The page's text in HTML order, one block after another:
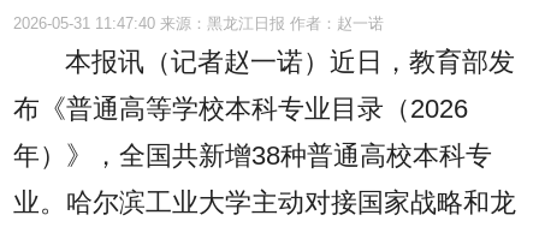
2026-05-31 11:47:40 来源：黑龙江日报 作者：赵一诺
本报讯（记者赵一诺）近日，教育部发
布《普通高等学校本科专业目录（2026
年）》，全国共新增38种普通高校本科专
业。哈尔滨工业大学主动对接国家战略和龙